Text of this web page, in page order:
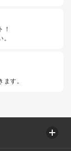
！
す。